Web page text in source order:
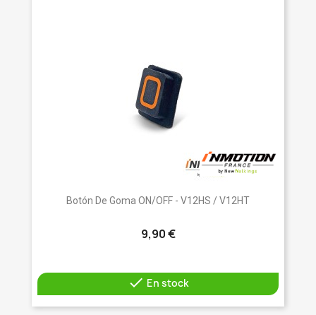
Botón De Goma ON/OFF - V12HS / V12HT
9,90 €
 En stock